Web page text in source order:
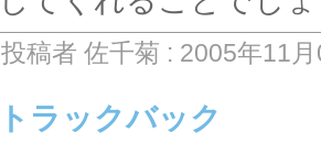
投稿者 佐千菊 : 2005年11
トラックバック